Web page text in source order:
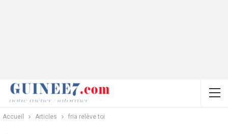
Accueil Articles fria relève toi